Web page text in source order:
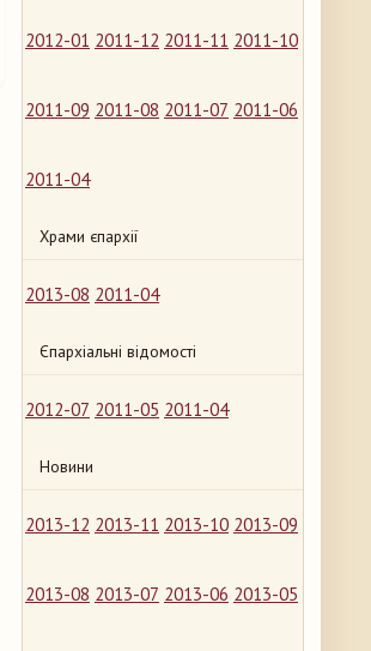
2012-01 2011-12 2011-11 2011-10
2011-09 2011-08 2011-07 2011-06
2011-04
Храми єпархії
2013-08 2011-04
Єпархіальні відомості
2012-07 2011-05 2011-04
Новини
2013-12 2013-11 2013-10 2013-09
2013-08 2013-07 2013-06 2013-05